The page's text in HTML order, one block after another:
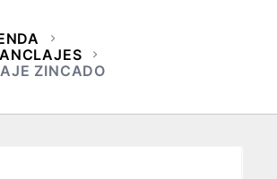
ANCLAJES
ZINCADO